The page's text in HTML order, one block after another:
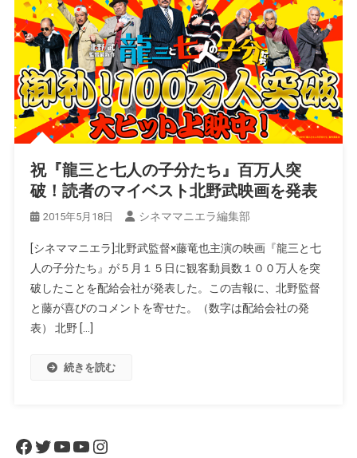
祝『龍三と七人の子分たち』百万人突
破！読者のマイベスト北野武映画を発表
2015年5月18日 シネママニエラ編集部
[シネママニエラ]北野武監督×藤竜也主演の映画『龍三と七
人の子分たち』が５月１５日に観客動員数１００万人を突
破したことを配給会社が発表した。この吉報に、北野監督
と藤が喜びのコメントを寄せた。（数字は配給会社の発
表） 北野 […]
続きを読む
Facebook
Twitter
YouTube
YouTube
Instagram